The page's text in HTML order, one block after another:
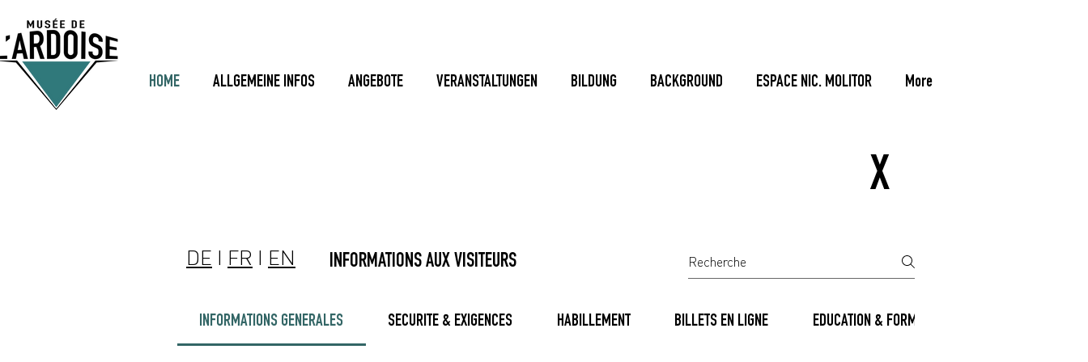
HOME ALLGEMEINE INFOS ANGEBOTE VERANSTALTUNGEN BILDUNG BACKGROUND ESPACE NIC. MOLITOR More
X
INFORMATIONS AUX VISITEURS
INFORMATIONS GENERALES SECURITE & EXIGENCES HABILLEMENT BILLETS EN LIGNE EDUCATION & FORMATION
DE I FR I EN